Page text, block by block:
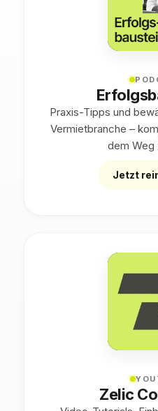
Praxis-Tipps und
Vermietbranche –
dem Weg
Jetzt
Zelic